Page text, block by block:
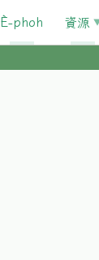
È-phoh 資源